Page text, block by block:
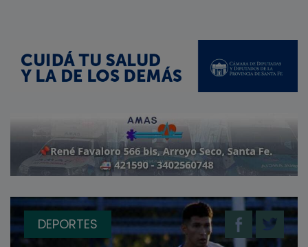
DEPORTES